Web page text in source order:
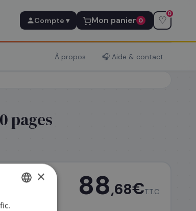
Compte ▾ Mon panier 0 ♡
0
À propos 🎧 Aide & contact
pages
88,68€T.T.C
×